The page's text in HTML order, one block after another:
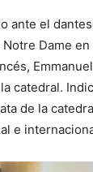
ante el
Dame
catedral.
de la
e